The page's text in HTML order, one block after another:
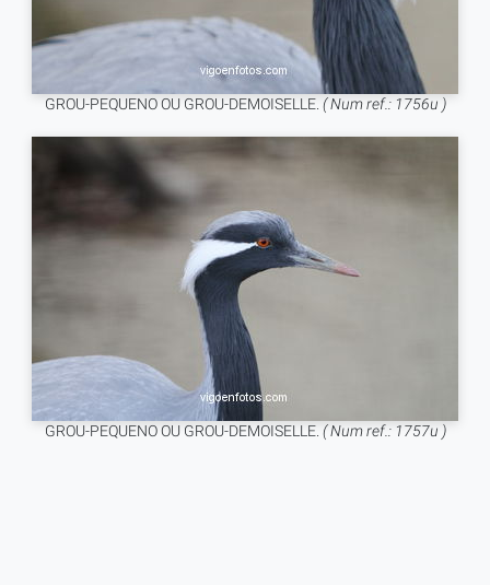
GROU-PEQUENO OU GROU-DEMOISELLE. ( Num ref.: 1756u )
GROU-PEQUENO OU GROU-DEMOISELLE. ( Num ref.: 1757u )